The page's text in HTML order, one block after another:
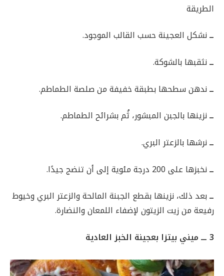
الطريقة
ــنشكل العجينة حسب القالب الموجود.
ــنثقبها بالشوكة.
ــندهن سطحها بطبقة خفيفة من صلصة الطماطم.
ــنزينها بالجبن المبشور، ثُم بشرائح الطماطم.
ــنرشها بالزعتر البري.
ــنخبزها على 200 درجة مئوية إلى أن تنضج جيدًا.
ــبعد ذلك، نزينها بقطع الجبنة المالحة والزعتر البري وخيوط
رفيعة من زيت الزيتون لإضفاء اللمعان والنضارة.
3 ـــ ميني بيتزا بعجينة الخبز العادية